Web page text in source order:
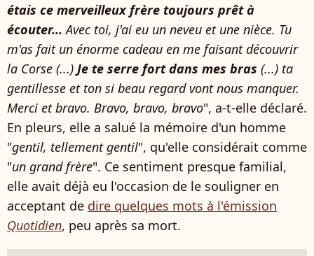
étais ce merveilleux frère toujours prêt à
écouter... Avec toi, j'ai eu un neveu et une nièce. Tu
m'as fait un énorme cadeau en me faisant découvrir
la Corse (...) Je te serre fort dans mes bras (...) ta
gentillesse et ton si beau regard vont nous manquer.
Merci et bravo. Bravo, bravo, bravo", a-t-elle déclaré.
En pleurs, elle a salué la mémoire d'un homme
"gentil, tellement gentil", qu'elle considérait comme
"un grand frère". Ce sentiment presque familial,
elle avait déjà eu l'occasion de le souligner en
acceptant de dire quelques mots à l'émission
Quotidien, peu après sa mort.